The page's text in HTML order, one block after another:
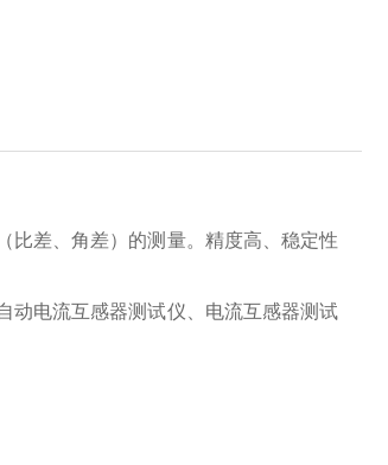
比差、角差）的测量。精度高、稳定性
动电流互感器测试仪、电流互感器测试